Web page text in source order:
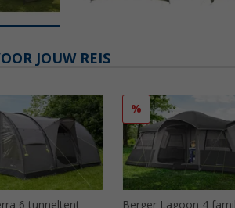
JOUW REIS
6 tunneltent
%
Berger Lagoon 4